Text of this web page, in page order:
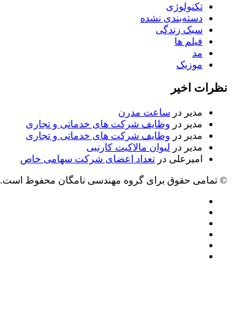
تکنولوژی
دسته‌بندی نشده
سبک زندگی
فیلم ها
مد
موزیک
نظرات اخیر
مدیر در ساعت مدرن
مدیر در وظایف شرکت های خدماتی و تجاری
مدیر در وظایف شرکت های خدماتی و تجاری
مدیر در لیوان مالاکیت کارنبی
امیرعلی در تعداد اعضای شرکت سهامی خاص
© تمامی حقوق برای گروه مهندسی نامگان محفوظ است.